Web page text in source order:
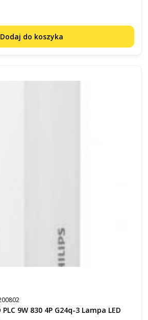
Dodaj do koszyka
9W 830 4P G24q-3 Lampa LED